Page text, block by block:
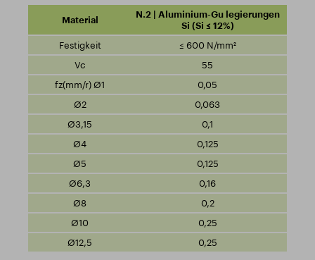
N.2 | Aluminium-Gu legierungen
Si (Si ≤ 12%)
≤ 600 N/mm²
55
0,05
0,063
0,1
0,125
0,125
0,16
0,2
0,25
0,25